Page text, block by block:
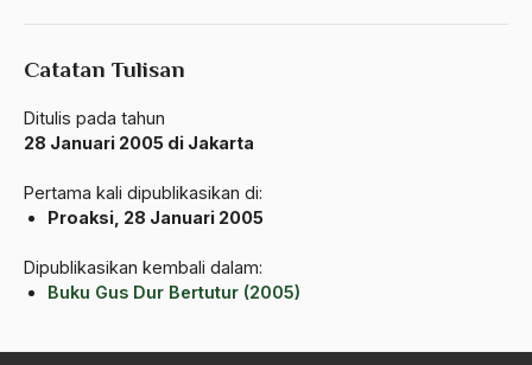
Catatan Tulisan
Ditulis pada tahun
28 Januari 2005 di Jakarta
Pertama kali dipublikasikan di:
Proaksi, 28 Januari 2005
Dipublikasikan kembali dalam:
Buku Gus Dur Bertutur (2005)
arafat
Ard
area studies
Ariel Saron
Ario Wowor